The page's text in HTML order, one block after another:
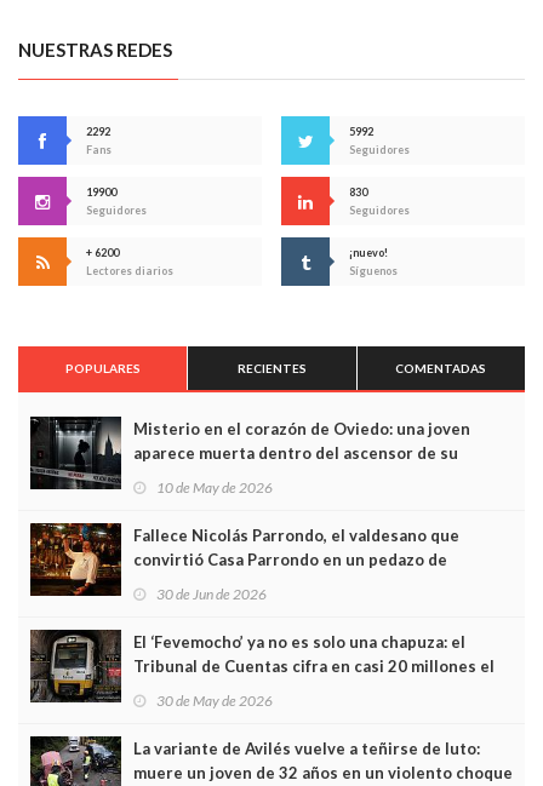
NUESTRAS REDES
2292
Fans
5992
Seguidores
19900
Seguidores
830
Seguidores
+ 6200
Lectores diarios
¡nuevo!
Síguenos
POPULARES RECIENTES COMENTADAS
Misterio en el corazón de Oviedo: una joven
aparece muerta dentro del ascensor de su
edificio y las cámaras captan sus últimos minutos
10 de May de 2026
Fallece Nicolás Parrondo, el valdesano que
convirtió Casa Parrondo en un pedazo de
Asturias en Madrid
30 de Jun de 2026
El ‘Fevemocho’ ya no es solo una chapuza: el
Tribunal de Cuentas cifra en casi 20 millones el
sobrecoste de los trenes que no cabían por los
30 de May de 2026
La variante de Avilés vuelve a teñirse de luto:
muere un joven de 32 años en un violento choque